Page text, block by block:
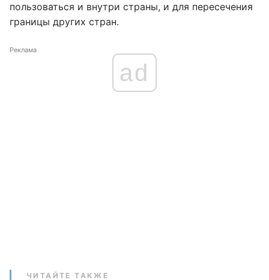
пользоваться и внутри страны, и для пересечения
границы других стран.
Реклама
ad
ЧИТАЙТЕ ТАКЖЕ